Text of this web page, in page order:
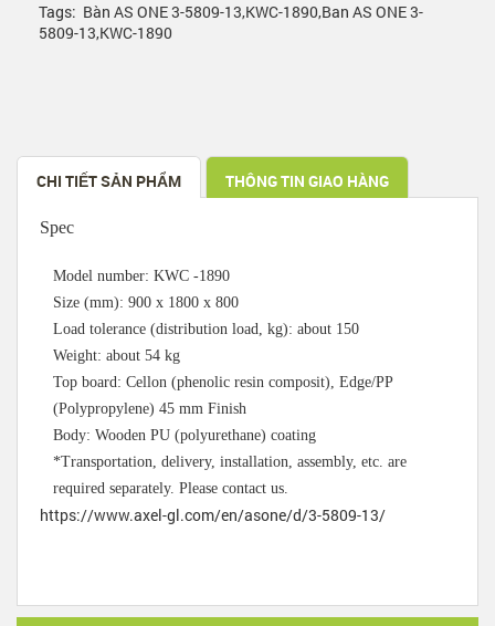
Tags: Bàn AS ONE 3-5809-13,KWC-1890,Ban AS ONE 3-
5809-13,KWC-1890
CHI TIẾT SẢN PHẨM THÔNG TIN GIAO HÀNG
Spec
Model number: KWC -1890
Size (mm): 900 x 1800 x 800
Load tolerance (distribution load, kg): about 150
Weight: about 54 kg
Top board: Cellon (phenolic resin composit), Edge/PP
(Polypropylene) 45 mm Finish
Body: Wooden PU (polyurethane) coating
*Transportation, delivery, installation, assembly, etc. are
required separately. Please contact us.
https://www.axel-gl.com/en/asone/d/3-5809-13/